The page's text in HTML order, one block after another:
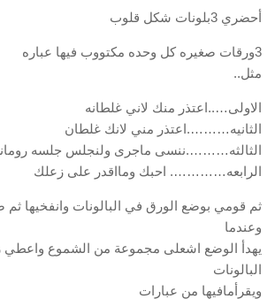
أحضري 3بلونات شكل قلوب
3ورقات صغيره كل وحده مكتووب فيها عباره
مثل..
الاولى…..اعتذر منك لاني غلطانه
الثانيه……….اعتذر مني لانك غلطان
الثالثه……….ننسى ماجرى ولنجلس جلسه
الرابعه…………. احبك ومااقدر على زعلك
ثم قومي بوضع الورق في البالونات وانفخيها ثم
وعندما
يهدأ الوضع اشعلى مجموعة من الشموع واعطي
البالونات
ويقرأمافيها من عبارات